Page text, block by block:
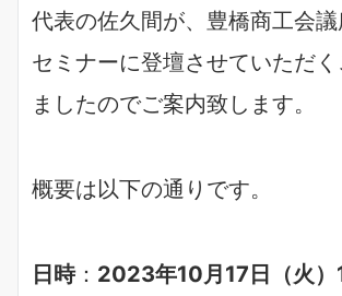
代表の佐久間が、豊橋商工会
セミナーに登壇させていただく
ましたのでご案内致します。
概要は以下の通りです。
日時： 2023年10月17日（火